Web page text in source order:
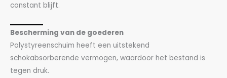
constant blijft.
Bescherming van de goederen
Polystyreenschuim heeft een uitstekend
schokabsorberende vermogen, waardoor het bestand is
tegen druk.